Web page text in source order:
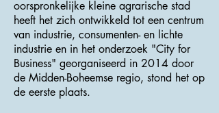
oorspronkelijke kleine agrarische stad
heeft het zich ontwikkeld tot een centrum
van industrie, consumenten- en lichte
industrie en in het onderzoek "City for
Business" georganiseerd in 2014 door
de Midden-Boheemse regio, stond het op
de eerste plaats.